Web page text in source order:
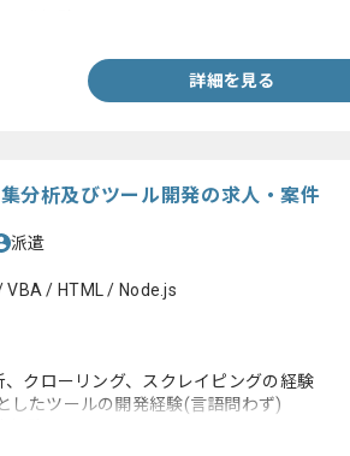
詳細を見る
分析及びツール開発の求人・案件
派遣
/ HTML / Node.js
、クローリング、スクレイピングの経験
したツールの開発経験(言語問わず)